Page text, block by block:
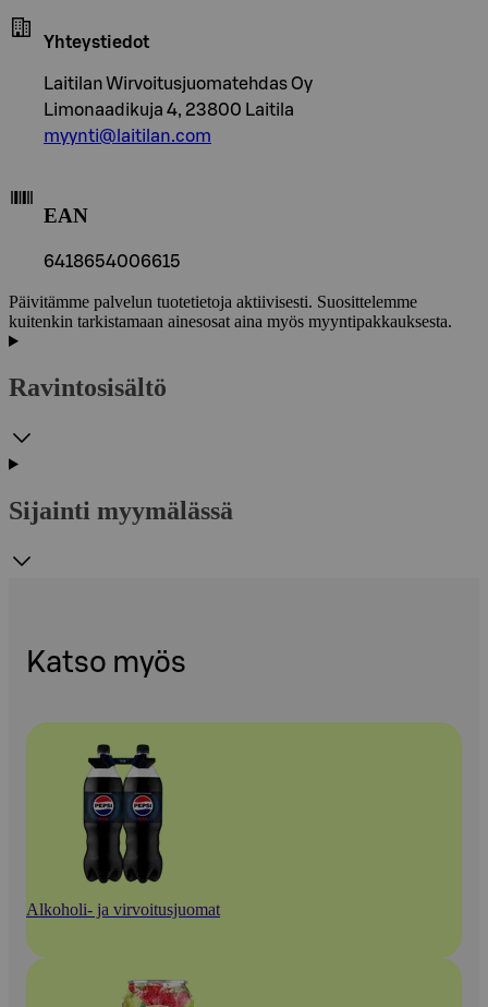
Yhteystiedot
Laitilan Wirvoitusjuomatehdas Oy
Limonaadikuja 4, 23800 Laitila
myynti@laitilan.com
EAN
6418654006615
Päivitämme palvelun tuotetietoja aktiivisesti. Suosittelemme
kuitenkin tarkistamaan ainesosat aina myös myyntipakkauksesta.
Ravintosisältö
Sijainti myymälässä
Katso myös
Alkoholi- ja virvoitusjuomat